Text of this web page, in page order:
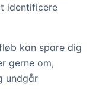
identificere
kan spare dig
gerne om,
undgår